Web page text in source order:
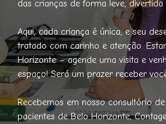
das crianças de forma leve, divertida
Aqui, cada criança é única, e seu
tratado com carinho e atenção.
Horizonte – agende uma visita e
espaço! Será um prazer receber
Recebemos em nosso consultório
pacientes de Belo Horizonte,